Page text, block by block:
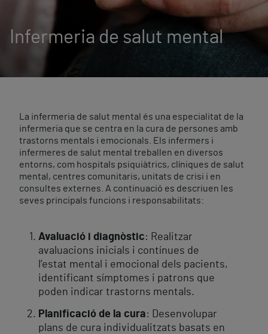
Infermeria de salut mental
La infermeria de salut mental és una especialitat de la
infermeria que se centra en la cura de persones amb
trastorns mentals i emocionals. Els infermers i
infermeres de salut mental treballen en diversos
entorns, com hospitals psiquiàtrics, clíniques de salut
mental, centres comunitaris, unitats de crisi i en
consultes externes. A continuació es descriuen les
seves principals funcions i responsabilitats:
Avaluació i diagnòstic: Realitzar
avaluacions inicials i contínues de
l’estat mental i emocional dels pacients,
identificant símptomes i patrons que
poden indicar trastorns mentals.
Planificació de la cura: Desenvolupar
plans de cura individualitzats basats en